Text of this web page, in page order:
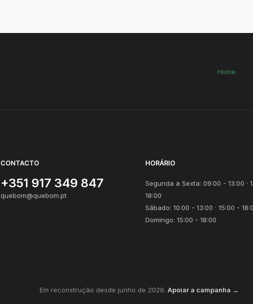
Home
CONTACTO
+351 917 349 847
quebom@quebom.pt
HORÁRIO
Segunda a Sexta: 09:00 - 13:00 ·
18:00
Sábado: 10:00 - 13:00 · 15:00 -
Domingo: 15:00 - 18:00
Em reconstrução desde junho de 2026. Apoiar a campanha →